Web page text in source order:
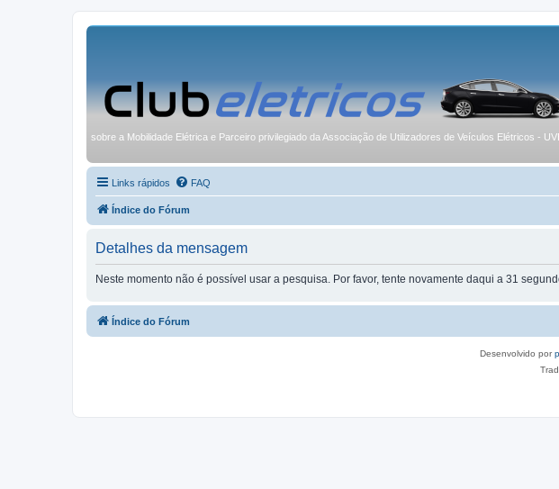
sobre a Mobilidade Elétrica e Parceiro privilegiado da Associação de Utilizadores de Veículos Elétricos -
Links rápidos FAQ
Índice do Fórum
Detalhes da mensagem
Neste momento não é possível usar a pesquisa. Por favor, tente novamente daqui a 31
Índice do Fórum
Desenvolvido por